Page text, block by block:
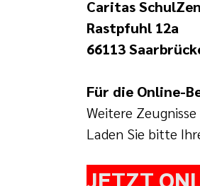
Caritas
Rastpfuhl 12a
66113
Für die Online-
Weitere
Laden Sie bitte
JETZT